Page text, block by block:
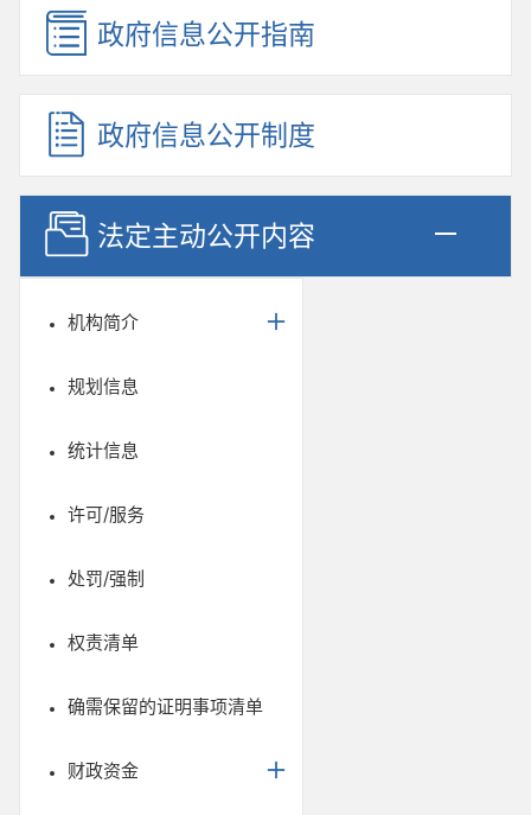
政府信息公开指南
政府信息公开制度
法定主动公开内容
机构简介
规划信息
统计信息
许可/服务
处罚/强制
权责清单
确需保留的证明事项清单
财政资金